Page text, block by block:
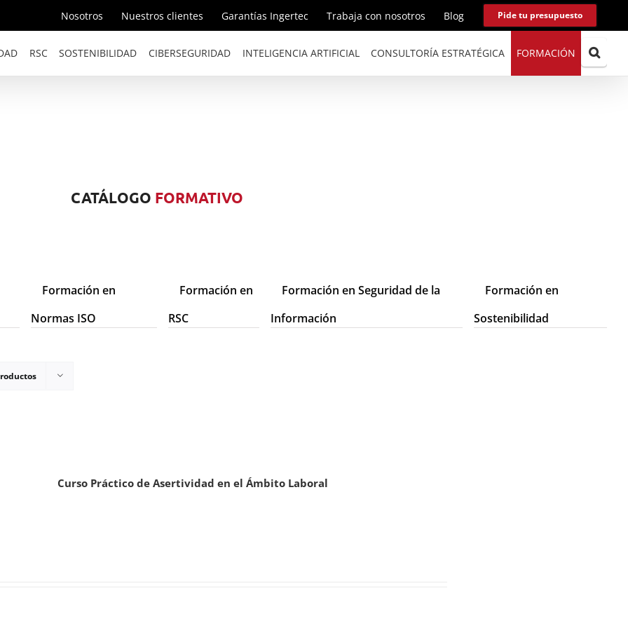
Nosotros Nuestros clientes Garantías Ingertec Trabaja con nosotros Blog Pide tu presupuesto
RSC SOSTENIBILIDAD CIBERSEGURIDAD INTELIGENCIA ARTIFICIAL CONSULTORÍA ESTRATÉGICA FORMACIÓN
CATÁLOGO FORMATIVO
Formación en
Normas ISO
Formación en
RSC
Formación en Seguridad de la
Información
Formación en
Sostenibilidad
Curso Práctico de Asertividad en el Ámbito Laboral